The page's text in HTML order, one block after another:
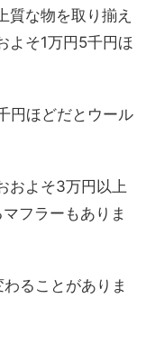
質な物を取り揃え
よそ1万円5千円ほ
円ほどだとウール
およそ3万円以上
フラーもありま
ることがありま